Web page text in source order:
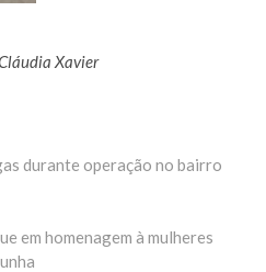
Xavier
durante operação no bairro
em homenagem à mulheres